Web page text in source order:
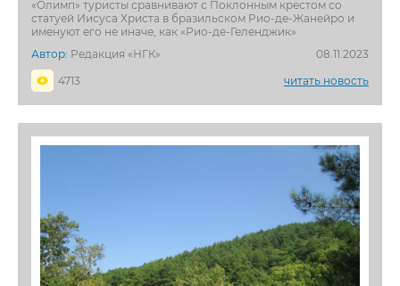
«Олимп» туристы сравнивают с Поклонным крестом со
статуей Иисуса Христа в бразильском Рио-де-Жанейро и
именуют его не иначе, как «Рио-де-Геленджик»
Автор: Редакция «НГК»
08.11.2023
4713
читать новость